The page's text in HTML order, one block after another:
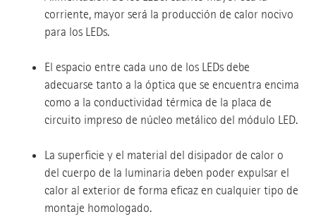
corriente, mayor será la producción de calor nocivo
para los LEDs.
El espacio entre cada uno de los LEDs debe
adecuarse tanto a la óptica que se encuentra encima
como a la conductividad térmica de la placa de
circuito impreso de núcleo metálico del módulo LED.
La superficie y el material del disipador de calor o
del cuerpo de la luminaria deben poder expulsar el
calor al exterior de forma eficaz en cualquier tipo de
montaje homologado.